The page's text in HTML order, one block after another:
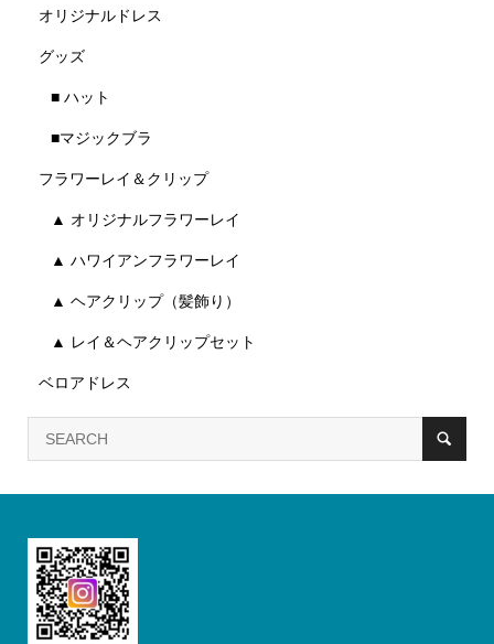
オリジナルドレス
グッズ
■ ハット
■マジックブラ
フラワーレイ＆クリップ
▲ オリジナルフラワーレイ
▲ ハワイアンフラワーレイ
▲ ヘアクリップ（髪飾り）
▲ レイ＆ヘアクリップセット
ベロアドレス